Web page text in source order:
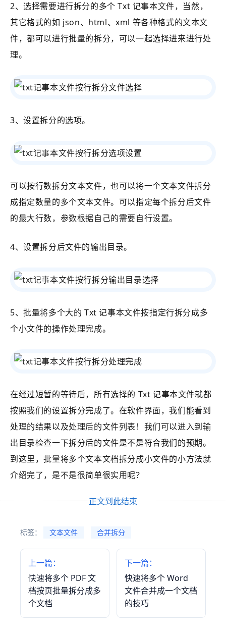
2、选择需要进行拆分的多个 Txt 记事本文件，当然，
其它格式的如 json、html、xml 等各种格式的文本文
件，都可以进行批量的拆分，可以一起选择进来进行处
理。
3、设置拆分的选项。
可以按行数拆分文本文件，也可以将一个文本文件拆分
成指定数量的多个文本文件。可以指定每个拆分后文件
的最大行数，参数根据自己的需要自行设置。
4、设置拆分后文件的输出目录。
5、批量将多个大的 Txt 记事本文件按指定行拆分成多
个小文件的操作处理完成。
在经过短暂的等待后，所有选择的 Txt 记事本文件就都
按照我们的设置拆分完成了。在软件界面，我们能看到
处理的结果以及处理后的文件列表！我们可以进入到输
出目录检查一下拆分后的文件是不是符合我们的预期。
到这里，批量将多个文本文档拆分成小文件的小方法就
介绍完了，是不是很简单很实用呢？
正文到此结束
标签： 文本文件 合并拆分
上一篇：
快速将多个 PDF 文
档按页批量拆分成多
个文档
下一篇：
快速将多个 Word
文件合并成一个文档
的技巧